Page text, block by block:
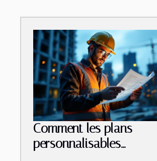
Comment les plans
personnalisables